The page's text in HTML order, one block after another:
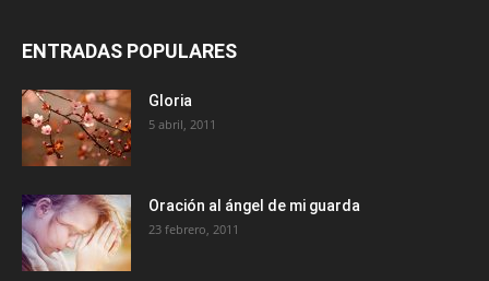
ENTRADAS POPULARES
Gloria
5 abril, 2011
Oración al ángel de mi guarda
23 febrero, 2011